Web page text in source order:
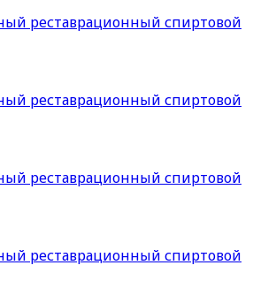
реставрационный спиртовой
реставрационный спиртовой
реставрационный спиртовой
реставрационный спиртовой